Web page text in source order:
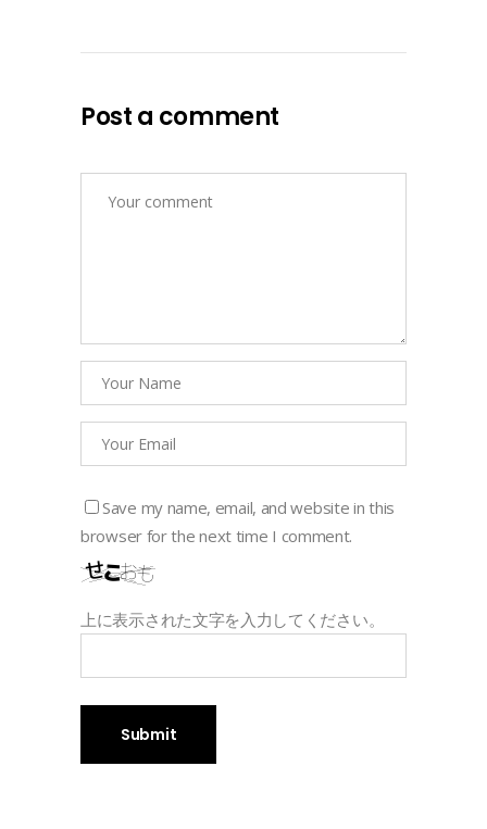
Post a comment
Save my name, email, and website in this
browser for the next time I comment.
上に表示された文字を入力してください。